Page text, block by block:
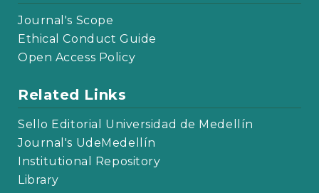
Journal's Scope
Ethical Conduct Guide
Open Access Policy
Related Links
Sello Editorial Universidad de Medellín
Journal's UdeMedellín
Institutional Repository
Library